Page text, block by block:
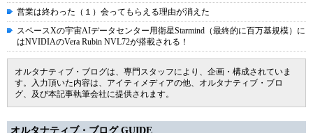
営業は終わった（１）会ってもらえる理由が消えた
スペースXの宇宙AIデータセンター用衛星Starmind（最終的に百万基規模）に
はNVIDIAのVera Rubin NVL72が搭載される！
オルタナティブ・ブログは、専門スタッフにより、企画・構成されていま
す。入力頂いた内容は、アイティメディアの他、オルタナティブ・ブロ
グ、及び本記事執筆会社に提供されます。
オルタナティブ・ブログ GUIDE